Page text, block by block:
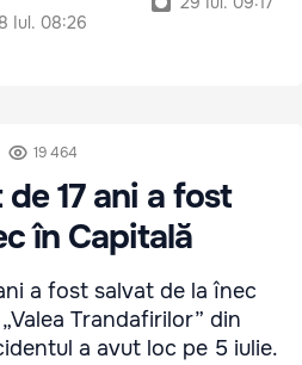
8 Iul. 08:26
19 464
17 ani a fost
în Capitală
a fost salvat de la înec
Trandafirilor” din
a avut loc pe 5 iulie.